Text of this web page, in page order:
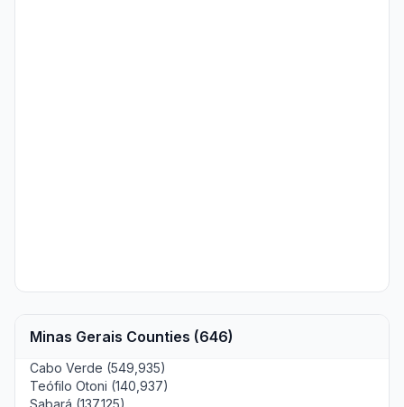
Minas Gerais Counties (646)
Cabo Verde (549,935)
Teófilo Otoni (140,937)
Sabará (137,125)